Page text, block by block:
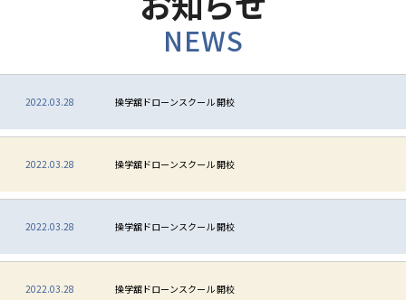
NEWS
2022.03.28 操学舘ドローンスクール 開校
2022.03.28 操学舘ドローンスクール 開校
2022.03.28 操学舘ドローンスクール 開校
2022.03.28 操学舘ドローンスクール 開校